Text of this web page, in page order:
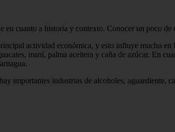
en cuanto a historia y contexto. Conocer un poco
actividad económica, y esto influye mucho en
maní, palma aceitera y caña de azúcar. En
importantes industrias de alcoholes, aguardiente,